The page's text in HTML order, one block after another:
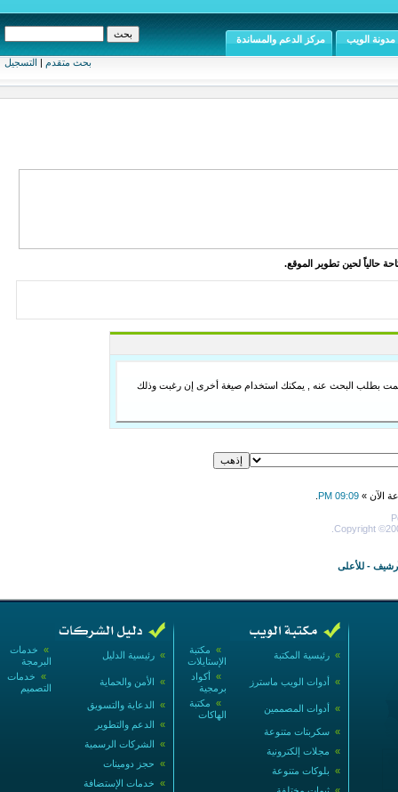
بحث متقدم | التسجيل
مدونة الويب مركز الدعم والمساندة
حالياً لحين تطوير الموقع.
قمت بطلب البحث عنه , يمكنك استخدام صيغة أخرى إن رغبت وذلك
الآن » 09:09 PM
Copyright
- للأعلى
» خدمات
البرمجة
» رئيسية الدليل
» خدمات
التصميم
» الأمن والحماية
» الدعاية والتسويق
» الدعم والتطوير
» الشركات الرسمية
» حجز دومينات
» خدمات الإستضافة
» مكتبة
الإستايلات
» رئيسية المكتبة
» أكواد
برمجية
» أدوات الويب ماسترز
» مكتبة
الهاكات
» أدوات المصممين
» سكربتات متنوعة
» مجلات إلكترونية
» بلوكات متنوعة